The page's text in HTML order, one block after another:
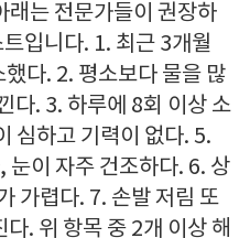
래는 전문가들이 권장하
입니다. 1. 최근 3개월
다. 2. 평소보다 물을 많
다. 3. 하루에 8회 이상 소
심하고 기력이 없다. 5.
눈이 자주 건조하다. 6. 상
가렵다. 7. 손발 저림 또
. 위 항목 중 2개 이상 해